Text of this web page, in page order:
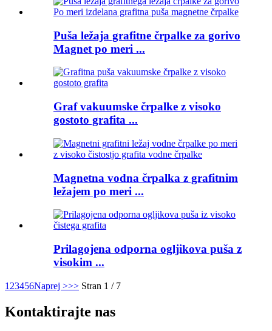
Puša ležaja grafitne črpalke za gorivo
Magnet po meri ...
Graf vakuumske črpalke z visoko
gostoto grafita ...
Magnetna vodna črpalka z grafitnim
ležajem po meri ...
Prilagojena odporna ogljikova puša z
visokim ...
1 23456Naprej >>> Stran 1 / 7
Kontaktirajte nas